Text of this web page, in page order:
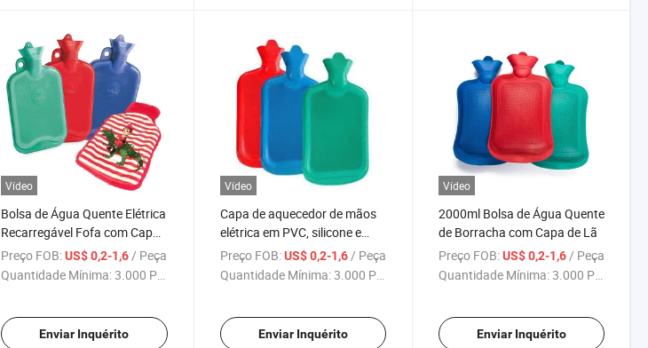
Vídeo
Bolsa de Água Quente Elétrica
Recarregável Fofa com Capa
para Uso de Mulheres e Bebês
Preço FOB: US$ 0,2-1,6 / Peça
Quantidade Mínima:3.000 Peças
Enviar Inquérito
Vídeo
Capa de aquecedor de mãos
elétrica em PVC, silicone e
borracha natural, bolsa de
água quente
Preço FOB: US$ 0,2-1,6 / Peça
Quantidade Mínima:3.000 Peças
Enviar Inquérito
Vídeo
2000ml Bolsa de Água Quente
de Borracha com Capa de Lã
Preço FOB: US$ 0,2-1,6 / Peça
Quantidade Mínima:3.000 Peças
Enviar Inquérito